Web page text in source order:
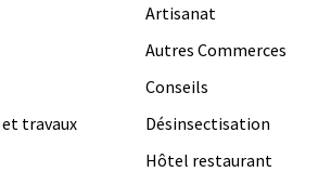
Artisanat
Autres Commerces
Conseils
travaux
Désinsectisation
Hôtel restaurant